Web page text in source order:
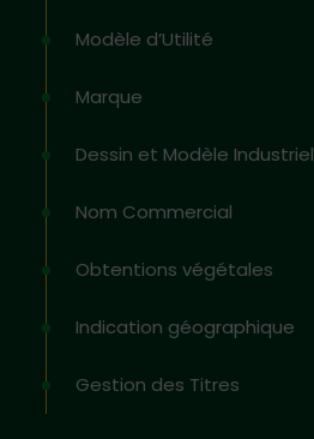
Modèle d’Utilité
Marque
Dessin et Modèle Industriel
Nom Commercial
Obtentions végétales
Indication géographique
Gestion des Titres